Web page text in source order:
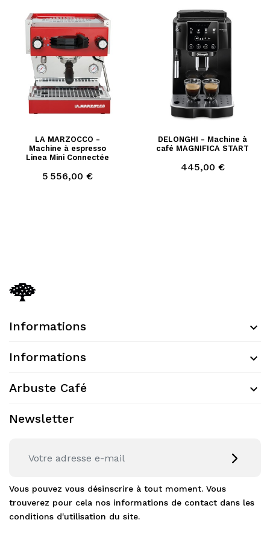
LA MARZOCCO -
Machine à espresso
Linea Mini Connectée
Prix
5 556,00 €
DELONGHI - Machine à
café MAGNIFICA START
Prix
445,00 €
Informations
Informations
Arbuste Café
Newsletter
Vous pouvez vous désinscrire à tout moment. Vous
trouverez pour cela nos informations de contact dans les
conditions d'utilisation du site.